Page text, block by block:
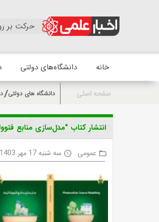
حرکت بر
خانه دانشگاه‌های دولتی
صفحه اصلی دانشگاه های دولتی
انتشار کتاب "مدل‌سازی منابع
folder_open عمومی access_time سه شنبه 17 مهر 1403 ساعت 6:51